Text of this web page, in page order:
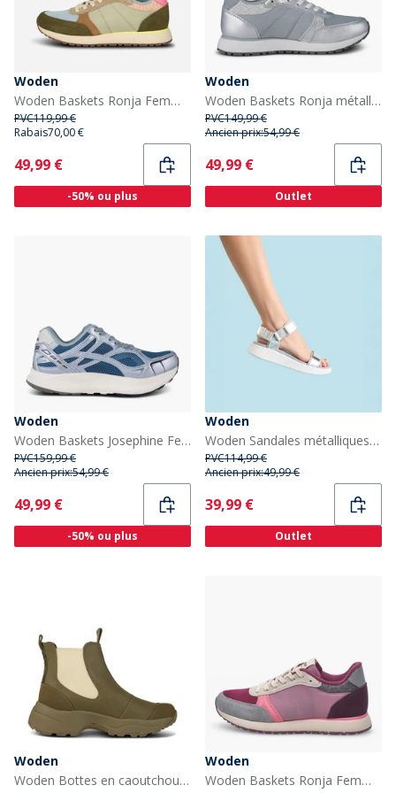
Woden
Woden Baskets Ronja Femme 189 Stone Multi
PVC119,99 €
Rabais70,00 €
Current
49,99 €
-50% ou plus
Woden
Woden Baskets Ronja métallisées Femme 039 Silver
PVC149,99 €
Ancien prix:54,99 €
Current
49,99 €
Outlet
Woden
Woden Baskets Josephine Femme 522 Ice Blue
PVC159,99 €
Ancien prix:54,99 €
Current
49,99 €
-50% ou plus
Woden
Woden Sandales métalliques Femme Ligne 039 Argent
PVC114,99 €
Ancien prix:49,99 €
Current
39,99 €
Outlet
Woden
Woden Bottes en caoutchouc imperméables Siri Femme 202 Olive Foncé/Alfalfa
Woden
Woden Baskets Ronja Femme 256 Old Rose Multi